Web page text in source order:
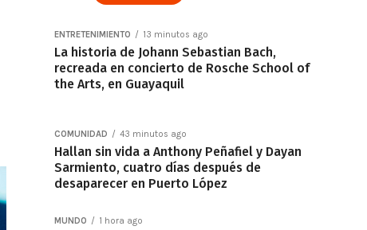
ENTRETENIMIENTO 13 minutos ago
La historia de Johann Sebastian Bach,
recreada en concierto de Rosche School of
the Arts, en Guayaquil
COMUNIDAD 43 minutos ago
Hallan sin vida a Anthony Peñafiel y Dayan
Sarmiento, cuatro días después de
desaparecer en Puerto López
MUNDO 1 hora ago